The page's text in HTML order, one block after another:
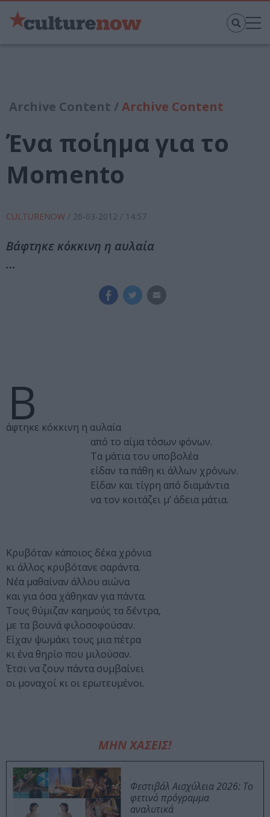
Archive Content /Archive Content
Ένα ποίημα για το
Momento
CULTURENOW / 26-03-2012 / 14:57
Βάφτηκε κόκκινη η αυλαία
…
Β
άφτηκε κόκκινη η αυλαία
από το αίμα τόσων φόνων.
Τα μάτια του υποβολέα
είδαν τα πάθη κι άλλων χρόνων.
Είδαν και τίγρη από διαμάντια
να τον κοιτάζει μ’ άδεια μάτια.
Κρυβόταν κάποιος δέκα χρόνια
κι άλλος κρυβότανε σαράντα.
Νέα μαθαίναν άλλου αιώνα
και για όσα χάθηκαν για πάντα.
Τους θύμιζαν καημούς τα δέντρα,
με τα βουνά φιλοσοφούσαν.
Είχαν ψωμάκι τους μια πέτρα
κι ένα θηρίο που μιλούσαν.
Έτσι να ζουν πάντα συμβαίνει
οι μοναχοί κι οι ερωτευμένοι.
ΜΗΝ ΧΑΣΕΙΣ!
Φεστιβάλ Αισχύλεια 2026: Το
φετινό πρόγραμμα
αναλυτικά